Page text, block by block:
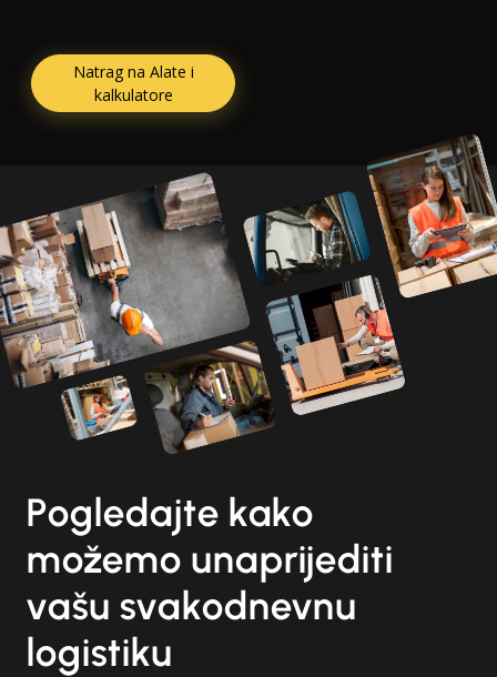
Natrag na Alate i
kalkulatore
Pogledajte kako
možemo unaprijediti
vašu svakodnevnu
logistiku